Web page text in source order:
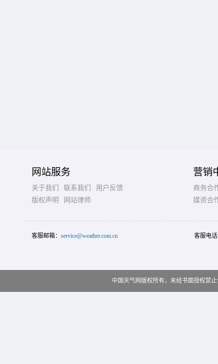
网站服务
关于我们 联系我们
用户反馈
版权声明
网站律师
营销
商务合
媒资合
客服邮箱： service@weather.com.cn 客服电
中国天气网版权所有，未经书面授权